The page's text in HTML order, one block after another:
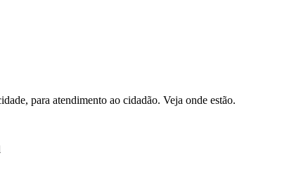
para atendimento ao cidadão. Veja onde estão.